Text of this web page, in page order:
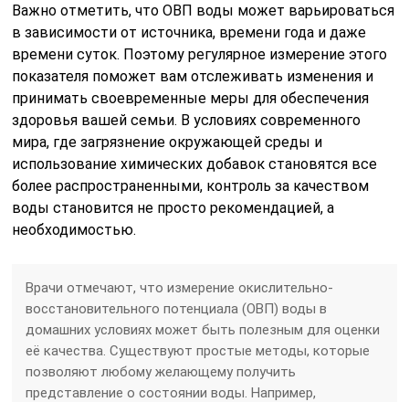
Важно отметить, что ОВП воды может варьироваться
в зависимости от источника, времени года и даже
времени суток. Поэтому регулярное измерение этого
показателя поможет вам отслеживать изменения и
принимать своевременные меры для обеспечения
здоровья вашей семьи. В условиях современного
мира, где загрязнение окружающей среды и
использование химических добавок становятся все
более распространенными, контроль за качеством
воды становится не просто рекомендацией, а
необходимостью.
Врачи отмечают, что измерение окислительно-
восстановительного потенциала (ОВП) воды в
домашних условиях может быть полезным для оценки
её качества. Существуют простые методы, которые
позволяют любому желающему получить
представление о состоянии воды. Например,